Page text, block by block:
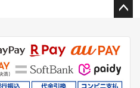
ジト
ップ
へ